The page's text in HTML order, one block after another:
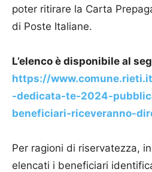
poter ritirare la Carta
di Poste Italiane.
L’elenco è disponibile al
https://
-dedicata-te-2024-
beneficiari-riceveranno-
Per ragioni di riservatezza,
elencati i beneficiari